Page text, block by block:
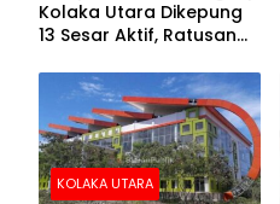
Kolaka Utara Dikepung
13 Sesar Aktif, Ratusan
KOLAKA UTARA